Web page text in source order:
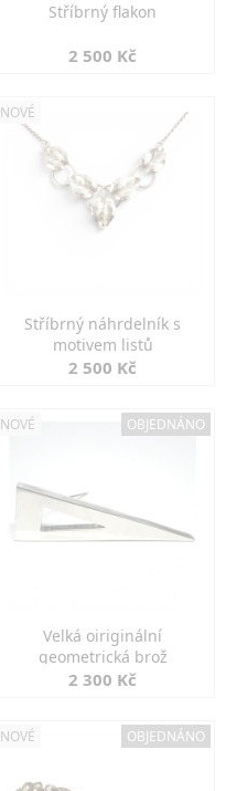
Stříbrný flakon
2 500 Kč
NOVÉ
Stříbrný náhrdelník s
motivem listů
2 500 Kč
NOVÉ OBJEDNÁNO
Velká oiriginální
geometrická brož
2 300 Kč
NOVÉ OBJEDNÁNO